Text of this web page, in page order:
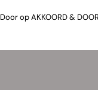
Door op AKKOORD &